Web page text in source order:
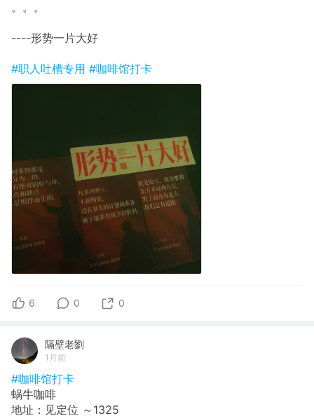
。。。
----形势一片大好
#职人吐槽专用 #咖啡馆打卡
6 0 0
隔壁老劉
1月前
#咖啡馆打卡
蜗牛咖啡
地址：见定位 ～1325